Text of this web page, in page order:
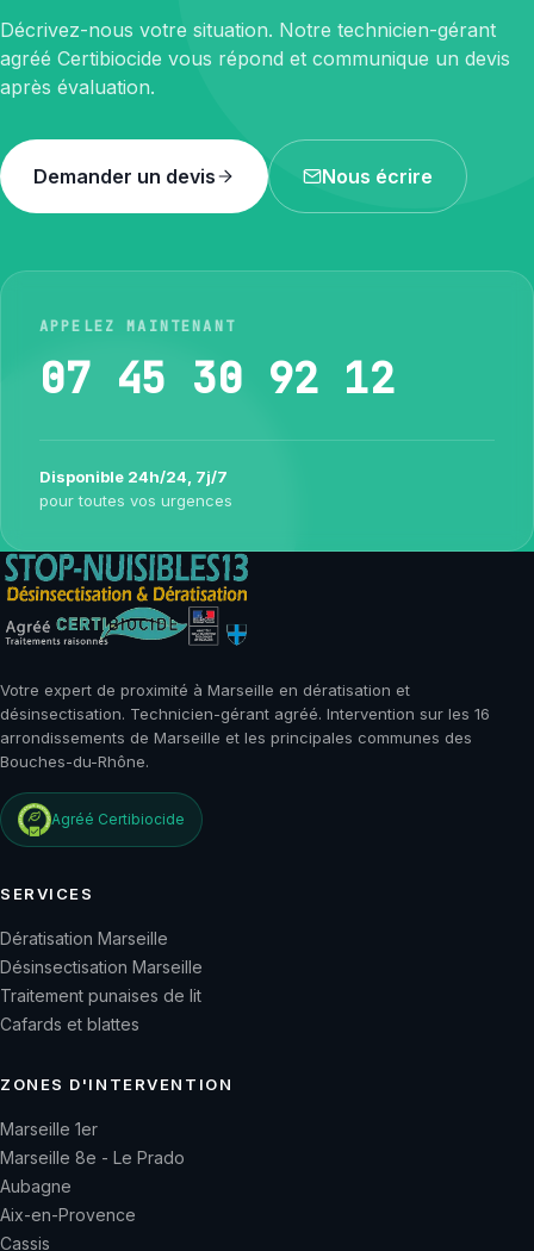
Décrivez-nous votre situation. Notre technicien-gérant
agréé Certibiocide vous répond et communique un devis
après évaluation.
Demander un devis Nous écrire
APPELEZ MAINTENANT
07 45 30 92 12
Disponible 24h/24, 7j/7
pour toutes vos urgences
Votre expert de proximité à Marseille en dératisation et
désinsectisation. Technicien-gérant agréé. Intervention sur les 16
arrondissements de Marseille et les principales communes des
Bouches-du-Rhône.
Agréé Certibiocide
SERVICES
Dératisation Marseille
Désinsectisation Marseille
Traitement punaises de lit
Cafards et blattes
ZONES D'INTERVENTION
Marseille 1er
Marseille 8e - Le Prado
Aubagne
Aix-en-Provence
Cassis